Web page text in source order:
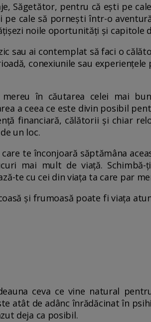
Săgetător, pentru că ești pe
cale să pornești într-o
noile oportunități și capitole
sau ai contemplat să faci o
conexiunile sau
în căutarea celei mai
a ceea ce este divin posibil
financiară, călătorii și chiar
un loc.
te înconjoară săptămâna
mai mult de viață.
te cu cei din viața ta care par
și frumoasă poate fi viața
ceva ce vine natural
atât de adânc înrădăcinat în
deja ca posibil.